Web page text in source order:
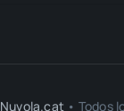
Nuvola.cat • Todos